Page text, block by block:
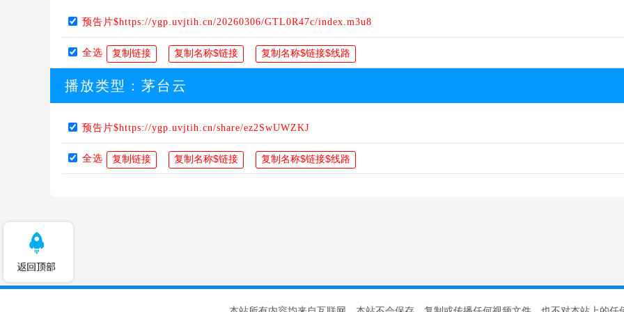
预告片$https://ygp.uvjtih.cn/20260306/GTL0R47c/index.m3u8
全选
播放类型： 茅台云
预告片$https://ygp.uvjtih.cn/share/ez2SwUWZKJ
全选